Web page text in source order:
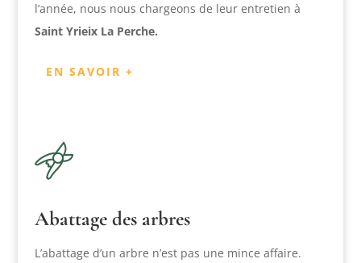
l’année, nous nous chargeons de leur entretien à
Saint Yrieix La Perche.
EN SAVOIR +
Abattage des arbres
L’abattage d’un arbre n’est pas une mince affaire.